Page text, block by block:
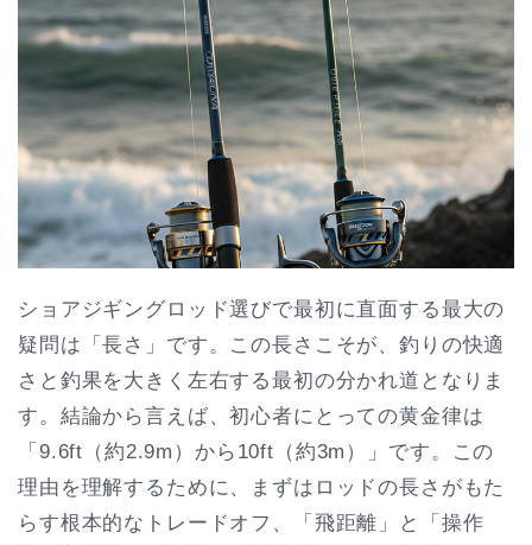
ショアジギングロッド選びで最初に直面する最大の
疑問は「長さ」です。この長さこそが、釣りの快適
さと釣果を大きく左右する最初の分かれ道となりま
す。結論から言えば、初心者にとっての黄金律は
「9.6ft（約2.9m）から10ft（約3m）」です。この
理由を理解するために、まずはロッドの長さがもた
らす根本的なトレードオフ、「飛距離」と「操作